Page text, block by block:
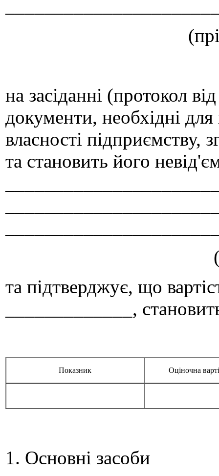
на засіданні (протокол
документи, необхідні
власності підприємству,
та становить його
та підтверджує, що
_____________,
Показник Оціночна
1. Основні засоби